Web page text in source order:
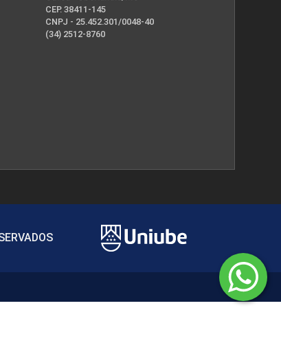
CEP. 38411-145
CNPJ - 25.452.301/0048-40
(34) 2512-8760